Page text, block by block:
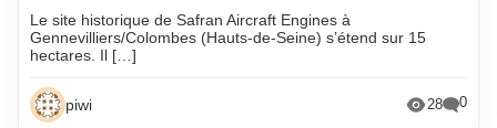
Le site historique de Safran Aircraft Engines à
Gennevilliers/Colombes (Hauts-de-Seine) s’étend sur 15
hectares. Il […]
piwi 28 0